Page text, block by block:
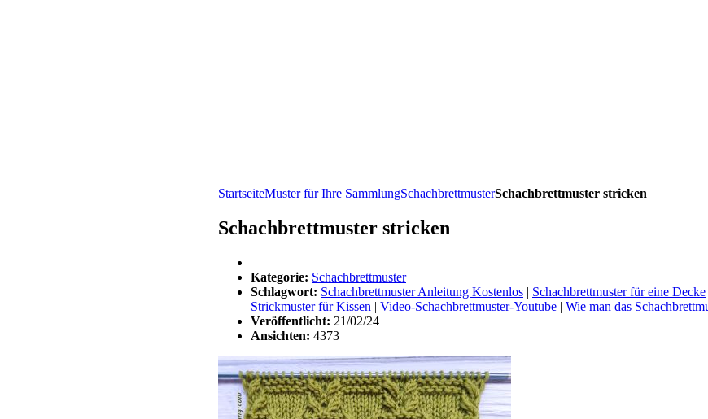
StartseiteMuster für Ihre SammlungSchachbrettmusterSchachbrettmuster stricken
Schachbrettmuster stricken
Kategorie: Schachbrettmuster
Schlagwort: Schachbrettmuster Anleitung Kostenlos | Schachbrettmuster für eine Decke
Strickmuster für Kissen | Video-Schachbrettmuster-Youtube | Wie man das
Veröffentlicht: 21/02/24
Ansichten: 4373